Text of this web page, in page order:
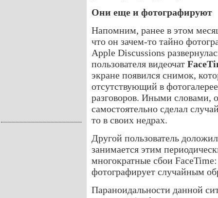
Они еще и фотографируют
Напомним, ранее в этом
что он зачем-то тайно
Apple Discussions
пользователя видеочат
экране появился снимок,
отсутствующий в
разговоров. Иными словами,
самостоятельно сделал
то в своих недрах.
Другой пользователь
занимается этим
многократные сбои
фотографирует случайным
Параноидальности данной